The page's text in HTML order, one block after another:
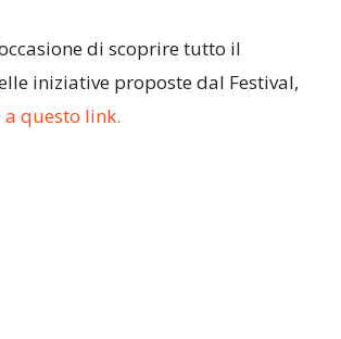
di scoprire tutto il
iniziative proposte dal Festival,
a questo link.